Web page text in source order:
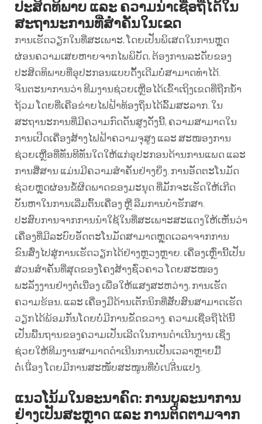
ປະສິດທິພາບ ແລະ ຄວາມນ່າເຊື່ອຖືໄດ້ໃນ
ສະຖານະການທີ່ສຳຄັນໃນເຂດ
ການເຮັດວຽກໃນທີ່ສະເພາະ, ໂດຍເປັນພິເສດໃນການຫຼຸດ
ຜ່ອນຄວາມເສຍຫາຍຈາກໄພພິບັດ, ຕ້ອງການລະດັບຂອງ
ປະສິດທິພາບທີ່ອຸປະກອນແບບດັ້ງເດີມບໍ່ສາມາດທຳໄດ້.
ຈິນຕະນາການວ່າ ທີມງານຊ່ວຍເຫຼືອໄດ້ເຂົ້າເຖິງເຂດທີ່ຖືກນ້ຳ
ຖ້ວມ ໂດຍທີ່ເຄືອຂ່າຍໄຟຟ້າທ້ອງຖິ່ນໄດ້ລົ້ມສະລາກ. ໃນ
ສະຖານະການທີ່ມີຄວາມກົດດັນສູງດັ່ງນີ້, ຄວາມສາມາດໃນ
ການເປີດເຄື່ອງສ້າງໄຟຟ້າຄວາມຈຸສູງ ແລະ ສະໜອງການ
ຊ່ວຍເຫຼືອທີ່ທັນທີທັນໃດໃຫ້ແກ່ອຸປະກອນດ້ານການແພດ ແລະ
ການສື່ສານ ແມ່ນມີຄວາມສຳຄັນຢ່າງຍິ່ງ. ການອັດຕະໂນມັດ
ຊ່ວຍຫຼຸດຜ່ອນຂໍ້ຜິດພາດຂອງມະນຸດ ທີ່ມັກຈະເຮັດໃຫ້ເກີດ
ບັນຫາໃນການເລີ່ມຕົ້ນເຄື່ອງ ຫຼື ລືມການບໍາຮັກສາ.
ປະສົບການຈາກການນຳໃຊ້ໃນທີ່ສະເພາະສະແດງໃຫ້ເຫັນວ່າ
ເຄື່ອງທີ່ມີລະບົບອັດຕະໂນມັດສາມາດຫຼຸດເວລາຈາກການ
ຂົນສົ່ງໄປສູ່ການເຮັດວຽກໄດ້ຢ່າງຫຼວງຫຼາຍ. ເຄື່ອງເຫຼົ່ານີ້ເປັນ
ສ່ວນສຳຄັນທີ່ສຸດຂອງໂຄງສ້າງຊົ່ວຄາວ ໂດຍສະໜອງ
ພະລັງງານຢ່າງຕໍ່ເນື່ອງ ເພື່ອໃຫ້ແສງສະຫວ່າງ, ການເຮັດ
ຄວາມຮ້ອນ, ແລະ ເຄື່ອງມືດ້ານເຕັກນິກທີ່ສັບສົນສາມາດເຮັດ
ວຽກໄດ້ພ້ອມກັນໂດຍບໍ່ມີການຂັດຂວາງ. ຄວາມເຊື່ອຖືໄດ້ນີ້
ເປັນພື້ນຖານຂອງຄວາມເປັນເລີດໃນການດຳເນີນງານ ເຊິ່ງ
ຊ່ວຍໃຫ້ທີມງານສາມາດດຳເນີນການເປັນເວລາຫຼາຍມື້
ຕໍ່เนື່ອງ ໂດຍມີການສະໜັບສະໜູນທີ່ບໍ່ເปลີ່ນແປງ.
ແນວໂນ້ມໃນອະນາຄົດ: ການບູລະນາການ
ຢ່າງເປັນສະຫຼາດ ແລະ ການຕິດຕາມຈາກ